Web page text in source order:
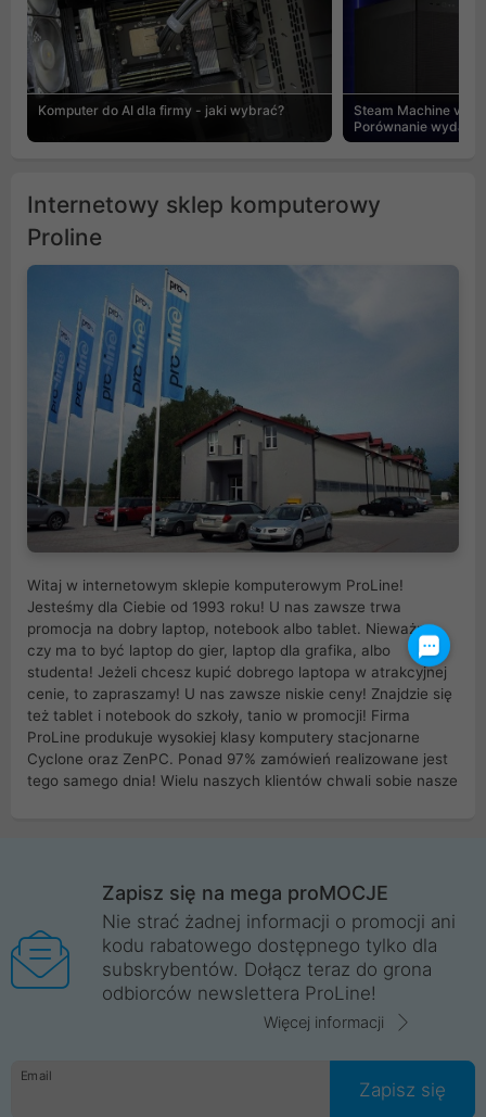
Komputer do AI dla firmy - jaki wybrać?
Steam Machine vs
Porównanie
Internetowy sklep komputerowy
Proline
Witaj w internetowym sklepie komputerowym ProLine!
Jesteśmy dla Ciebie od 1993 roku! U nas zawsze trwa
promocja na dobry laptop, notebook albo tablet. Nieważne
czy ma to być laptop do gier, laptop dla grafika, albo
studenta! Jeżeli chcesz kupić dobrego laptopa w atrakcyjnej
cenie, to zapraszamy! U nas zawsze niskie ceny! Znajdzie się
też tablet i notebook do szkoły, tanio w promocji! Firma
ProLine produkuje wysokiej klasy komputery stacjonarne
Cyclone oraz ZenPC. Ponad 97% zamówień realizowane jest
tego samego dnia! Wielu naszych klientów chwali sobie nasze
Wrocław, Poznań, Legnica, Katowice, Gliwice, Kalisz, Bytom,
Trzebnica, Opole. Szybka i profesjonalna obsługa!
ProLine to polska firma ze 100% polskim kapitałem. Działamy
legalnie i płacimy podatki w naszym kraju! Posiadamy siedzibę
główną w Mirkowie oraz salony na terenie kraju. Cała
komunikacja ze sklepem komputerowym ProLine jest
danych osobowych. Dlatego zakup notebooka albo laptopa w
ProLine to czysta przyjemność i pełne bezpieczeństwo.
Zaopatrzysz się u nas w akcesoria i części komputerowe
Zapisz się na mega proMOCJE
Nie strać żadnej informacji o promocji ani
kodu rabatowego dostępnego tylko dla
subskrybentów. Dołącz teraz do grona
odbiorców newslettera ProLine!
Więcej informacji
Email
Zapisz się